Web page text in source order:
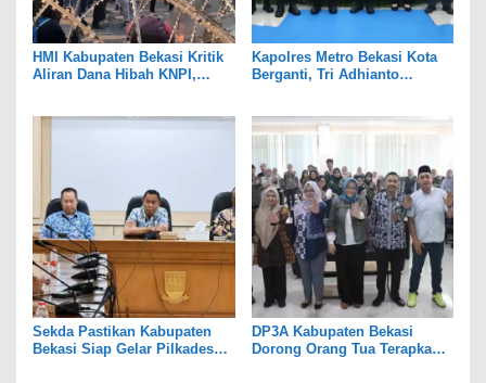
HMI Kabupaten Bekasi Kritik
Aliran Dana Hibah KNPI,
Kapolres Metro Bekasi Kota
Berganti, Tri Adhianto
Sekda Pastikan Kabupaten
Bekasi Siap Gelar Pilkades
DP3A Kabupaten Bekasi
Dorong Orang Tua Terapkan